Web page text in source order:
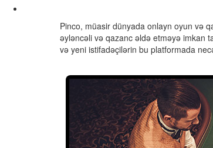
Pinco, müasir dünyada onlayn oyun və
əyləncəli və qazanc əldə etməyə imkan
və yeni istifadəçilərin bu platformada